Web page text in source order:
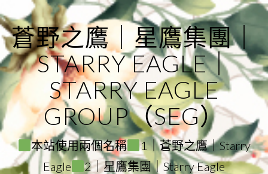
to
content
蒼野之鷹｜星鷹集團｜
STARRY EAGLE｜
STARRY EAGLE
GROUP（SEG）
本站使用兩個名稱
1｜蒼野之鷹｜Starry
Eagle
2｜星鷹集團｜Starry Eagle